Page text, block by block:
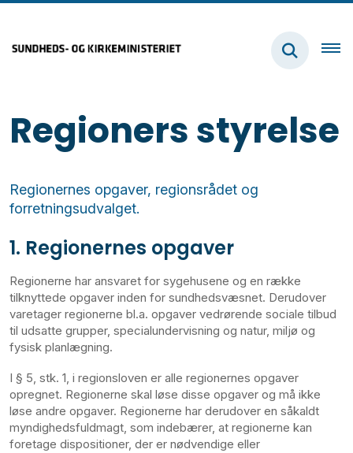
Regioners styrelse
Regionernes opgaver, regionsrådet og
forretningsudvalget.
1. Regionernes opgaver
Regionerne har ansvaret for sygehusene og en række
tilknyttede opgaver inden for sundhedsvæsnet. Derudover
varetager regionerne bl.a. opgaver vedrørende sociale tilbud
til udsatte grupper, specialundervisning og natur, miljø og
fysisk planlægning.
I § 5, stk. 1, i regionsloven er alle regionernes opgaver
opregnet. Regionerne skal løse disse opgaver og må ikke
løse andre opgaver. Regionerne har derudover en såkaldt
myndighedsfuldmagt, som indebærer, at regionerne kan
foretage dispositioner, der er nødvendige eller